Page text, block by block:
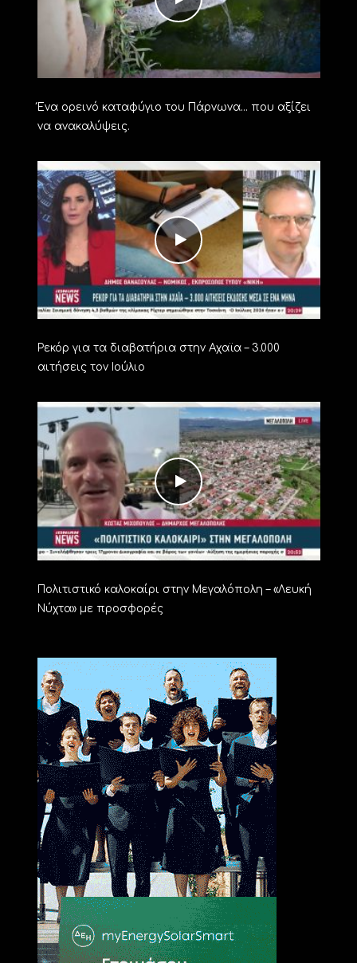
Ένα ορεινό καταφύγιο του Πάρνωνα… που αξίζει
να ανακαλύψεις.
Ρεκόρ για τα διαβατήρια στην Αχαϊα – 3.000
αιτήσεις τον Ιούλιο
Πολιτιστικό καλοκαίρι στην Μεγαλόπολη – «Λευκή
Νύχτα» με προσφορές